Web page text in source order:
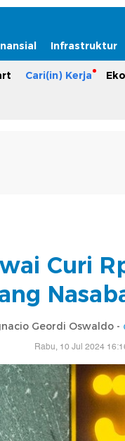
Infrastruktur
Cari(in) Kerja
Curi
Geordi Oswaldo -
Rabu, 10 Jul 2024